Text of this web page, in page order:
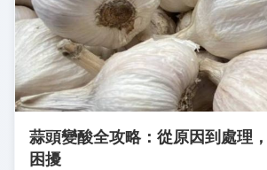
蒜頭變酸全攻略：從原因到處理
困擾